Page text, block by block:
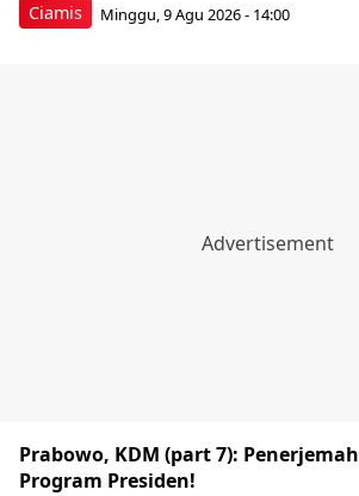
Ciamis Minggu, 9 Agu 2026 - 14:00
Prabowo, KDM (part 7): Penerjemah
Program Presiden!